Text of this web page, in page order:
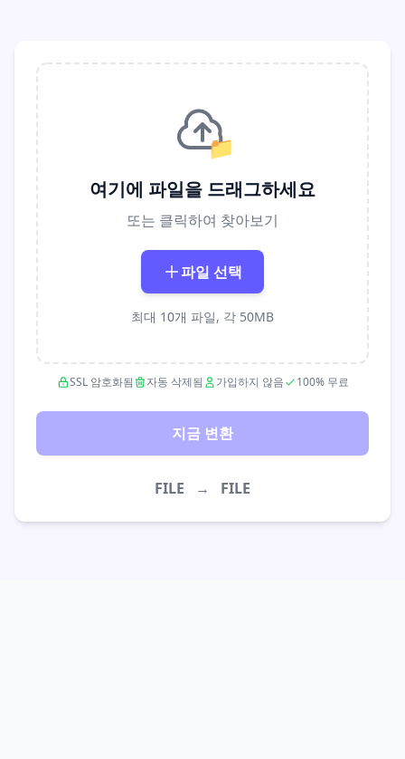
📁
여기에 파일을 드래그하세요
또는 클릭하여 찾아보기
파일 선택
최대 10개 파일, 각 50MB
SSL 암호화됨 자동 삭제됨 가입하지 않음 100% 무료
지금 변환
FILE → FILE